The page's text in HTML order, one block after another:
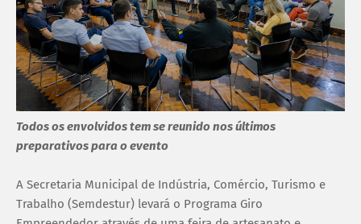
Todos os envolvidos tem se reunido nos últimos
preparativos para o evento
A Secretaria Municipal de Indústria, Comércio, Turismo e
Trabalho (Semdestur) levará o Programa Giro